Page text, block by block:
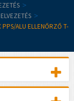
>
>
PPS/ALU ELLENŐRZŐ T-